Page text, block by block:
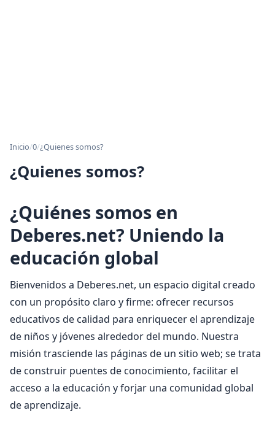
Inicio/0/¿Quienes somos?
¿Quienes somos?
¿Quiénes somos en
Deberes.net? Uniendo la
educación global
Bienvenidos a Deberes.net, un espacio digital creado
con un propósito claro y firme: ofrecer recursos
educativos de calidad para enriquecer el aprendizaje
de niños y jóvenes alrededor del mundo. Nuestra
misión trasciende las páginas de un sitio web; se trata
de construir puentes de conocimiento, facilitar el
acceso a la educación y forjar una comunidad global
de aprendizaje.